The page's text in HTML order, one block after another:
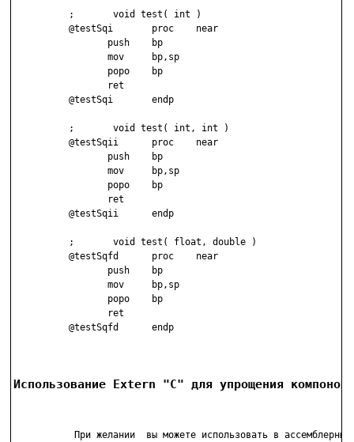
          ;       void test( int )
          @testSqi       proc    near
                 push    bp
                 mov     bp,sp
                 popo    bp
                 ret
          @testSqi       endp
          ;       void test( int, int )
          @testSqii      proc    near
                 push    bp
                 mov     bp,sp
                 popo    bp
                 ret
          @testSqii      endp
          ;       void test( float, double )
          @testSqfd      proc    near
                 push    bp
                 mov     bp,sp
                 popo    bp
                 ret
          @testSqfd      endp
Использование Extern "C" для упрощения
При желании  вы можете использовать в ассемблерных